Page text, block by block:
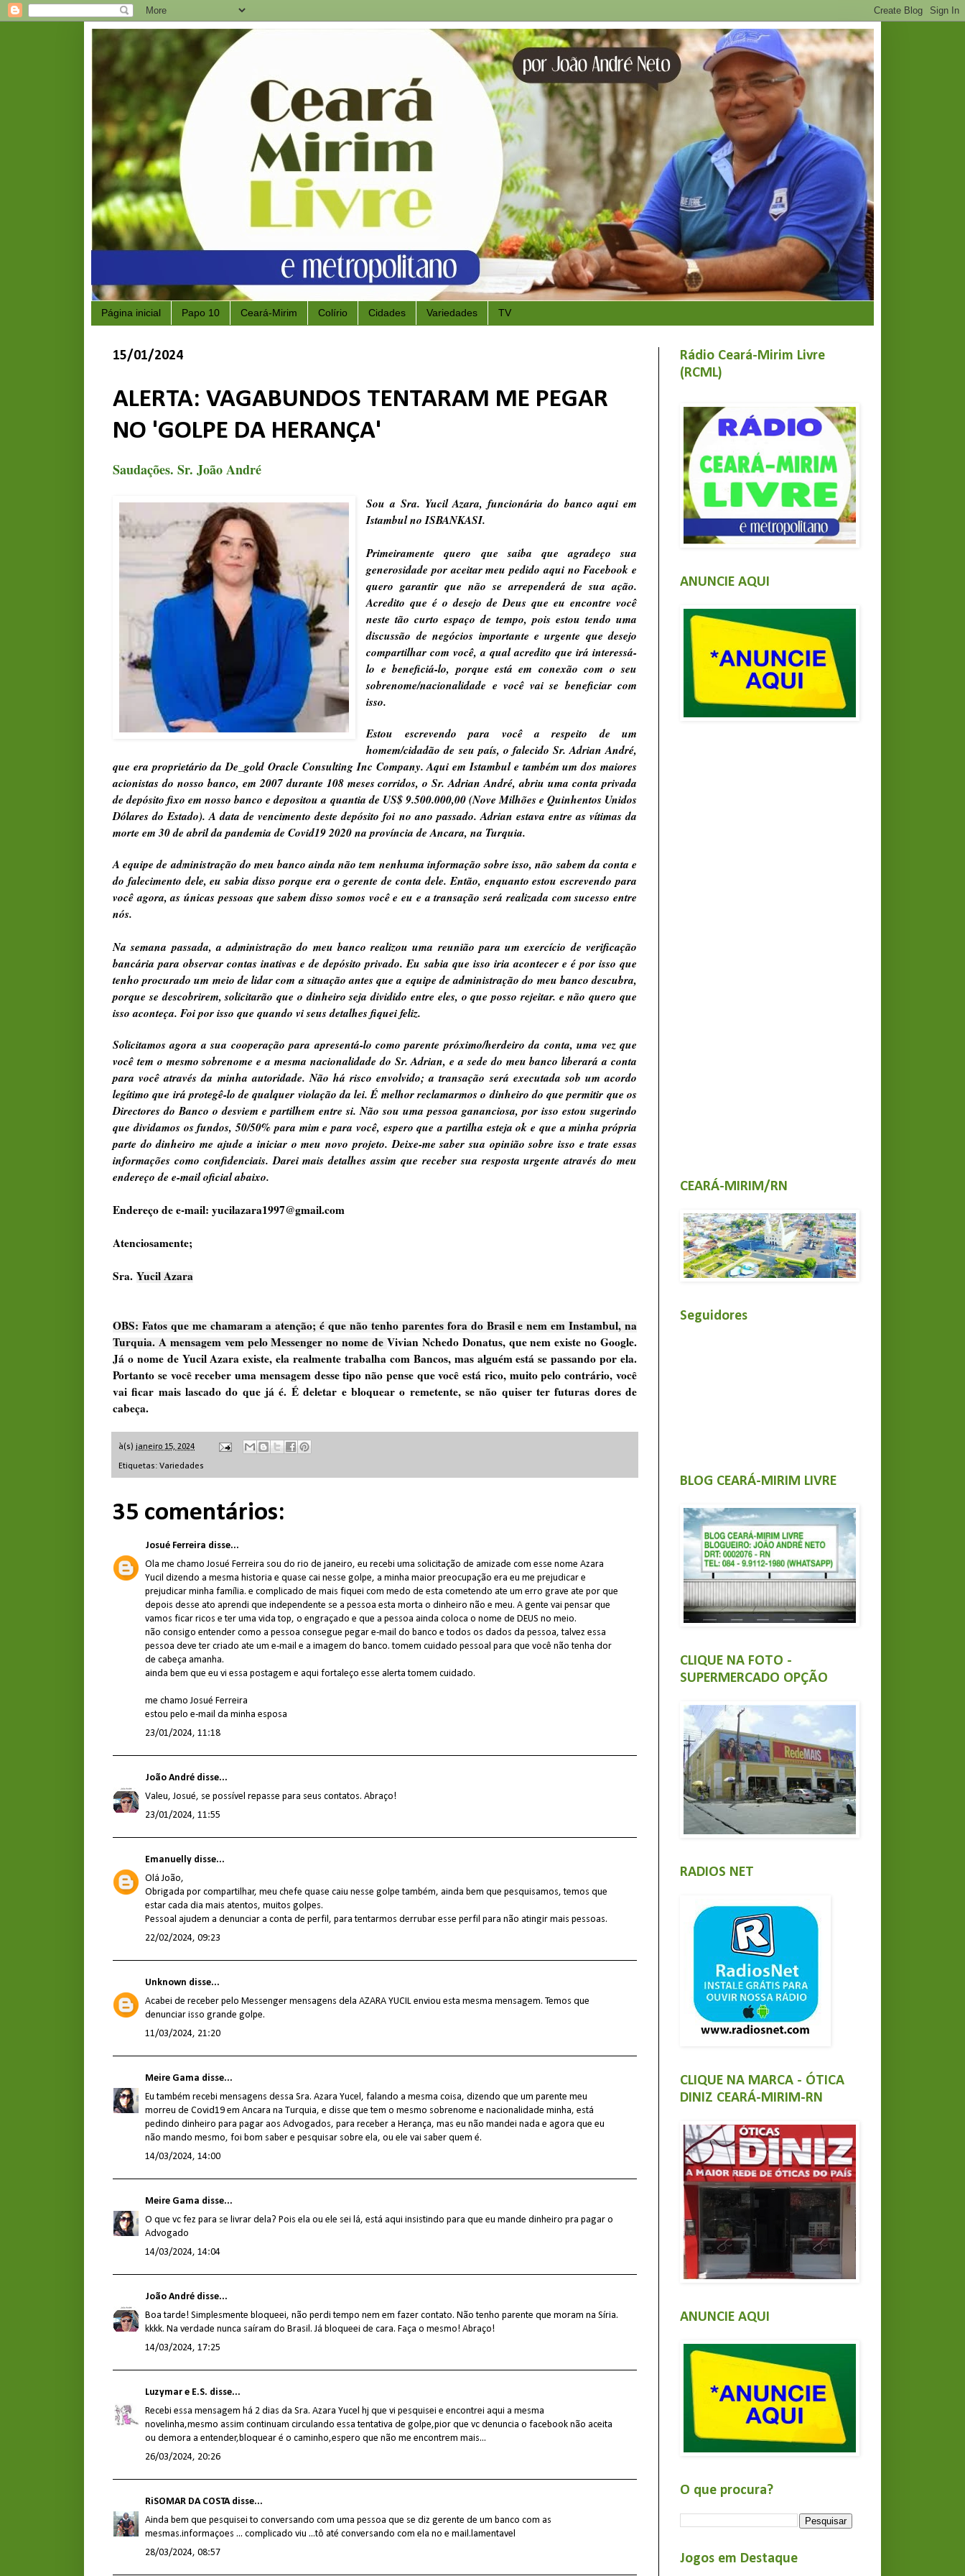
Página inicial Papo 10 Ceará-Mirim Colírio Cidades Variedades TV
15/01/2024
ALERTA: VAGABUNDOS TENTARAM ME PEGAR
NO 'GOLPE DA HERANÇA'
Saudações. Sr. João André
Sou a Sra. Yucil Azara, funcionária do banco aqui em
Istambul no ISBANKASI.
Primeiramente quero que saiba que agradeço sua
generosidade por aceitar meu pedido aqui no Facebook e
quero garantir que não se arrependerá de sua ação.
Acredito que é o desejo de Deus que eu encontre você
neste tão curto espaço de tempo, pois estou tendo uma
discussão de negócios importante e urgente que desejo
compartilhar com você, a qual acredito que irá interessá-
lo e beneficiá-lo, porque está em conexão com o seu
sobrenome/nacionalidade e você vai se beneficiar com
isso.
Estou escrevendo para você a respeito de um
homem/cidadão de seu país, o falecido Sr. Adrian André,
que era proprietário da De_gold Oracle Consulting Inc Company. Aqui em Istambul e também um dos maiores
acionistas do nosso banco, em 2007 durante 108 meses corridos, o Sr. Adrian André, abriu uma conta privada
de depósito fixo em nosso banco e depositou a quantia de US$ 9.500.000,00 (Nove Milhões e Quinhentos Unidos
Dólares do Estado). A data de vencimento deste depósito foi no ano passado. Adrian estava entre as vítimas da
morte em 30 de abril da pandemia de Covid19 2020 na província de Ancara, na Turquia.
A equipe de administração do meu banco ainda não tem nenhuma informação sobre isso, não sabem da conta e
do falecimento dele, eu sabia disso porque era o gerente de conta dele. Então, enquanto estou escrevendo para
você agora, as únicas pessoas que sabem disso somos você e eu e a transação será realizada com sucesso entre
nós.
Na semana passada, a administração do meu banco realizou uma reunião para um exercício de verificação
bancária para observar contas inativas e de depósito privado. Eu sabia que isso iria acontecer e é por isso que
tenho procurado um meio de lidar com a situação antes que a equipe de administração do meu banco descubra,
porque se descobrirem, solicitarão que o dinheiro seja dividido entre eles, o que posso rejeitar. e não quero que
isso aconteça. Foi por isso que quando vi seus detalhes fiquei feliz.
Solicitamos agora a sua cooperação para apresentá-lo como parente próximo/herdeiro da conta, uma vez que
você tem o mesmo sobrenome e a mesma nacionalidade do Sr. Adrian, e a sede do meu banco liberará a conta
para você através da minha autoridade. Não há risco envolvido; a transação será executada sob um acordo
legítimo que irá protegê-lo de qualquer violação da lei. É melhor reclamarmos o dinheiro do que permitir que os
Directores do Banco o desviem e partilhem entre si. Não sou uma pessoa gananciosa, por isso estou sugerindo
que dividamos os fundos, 50/50% para mim e para você, espero que a partilha esteja ok e que a minha própria
parte do dinheiro me ajude a iniciar o meu novo projeto. Deixe-me saber sua opinião sobre isso e trate essas
informações como confidenciais. Darei mais detalhes assim que receber sua resposta urgente através do meu
endereço de e-mail oficial abaixo.
Endereço de e-mail: yucilazara1997@gmail.com
Atenciosamente;
Sra. Yucil Azara
OBS: Fatos que me chamaram a atenção; é que não tenho parentes fora do Brasil e nem em Instambul, na
Turquia. A mensagem vem pelo Messenger no nome de Vivian Nchedo Donatus, que nem existe no Google.
Já o nome de Yucil Azara existe, ela realmente trabalha com Bancos, mas alguém está se passando por ela.
Portanto se você receber uma mensagem desse tipo não pense que você está rico, muito pelo contrário, você
vai ficar mais lascado do que já é. É deletar e bloquear o remetente, se não quiser ter futuras dores de
cabeça.
à(s) janeiro 15, 2024
Etiquetas: Variedades
35 comentários:
Josué Ferreira disse...
Ola me chamo Josué Ferreira sou do rio de janeiro, eu recebi uma solicitação de amizade com esse nome Azara
Yucil dizendo a mesma historia e quase cai nesse golpe, a minha maior preocupação era eu me prejudicar e
prejudicar minha família. e complicado de mais fiquei com medo de esta cometendo ate um erro grave ate por que
depois desse ato aprendi que independente se a pessoa esta morta o dinheiro não e meu. A gente vai pensar que
vamos ficar ricos e ter uma vida top, o engraçado e que a pessoa ainda coloca o nome de DEUS no meio.
não consigo entender como a pessoa consegue pegar e-mail do banco e todos os dados da pessoa, talvez essa
pessoa deve ter criado ate um e-mail e a imagem do banco. tomem cuidado pessoal para que você não tenha dor
de cabeça amanha.
ainda bem que eu vi essa postagem e aqui fortaleço esse alerta tomem cuidado.
me chamo Josué Ferreira
estou pelo e-mail da minha esposa
23/01/2024, 11:18
João André disse...
Valeu, Josué, se possível repasse para seus contatos. Abraço!
23/01/2024, 11:55
Emanuelly disse...
Olá João,
Obrigada por compartilhar, meu chefe quase caiu nesse golpe também, ainda bem que pesquisamos, temos que
estar cada dia mais atentos, muitos golpes.
Pessoal ajudem a denunciar a conta de perfil, para tentarmos derrubar esse perfil para não atingir mais pessoas.
22/02/2024, 09:23
Unknown disse...
Acabei de receber pelo Messenger mensagens dela AZARA YUCIL enviou esta mesma mensagem. Temos que
denunciar isso grande golpe.
11/03/2024, 21:20
Meire Gama disse...
Eu também recebi mensagens dessa Sra. Azara Yucel, falando a mesma coisa, dizendo que um parente meu
morreu de Covid19 em Ancara na Turquia, e disse que tem o mesmo sobrenome e nacionalidade minha, está
pedindo dinheiro para pagar aos Advogados, para receber a Herança, mas eu não mandei nada e agora que eu
não mando mesmo, foi bom saber e pesquisar sobre ela, ou ele vai saber quem é.
14/03/2024, 14:00
Meire Gama disse...
O que vc fez para se livrar dela? Pois ela ou ele sei lá, está aqui insistindo para que eu mande dinheiro pra pagar o
Advogado
14/03/2024, 14:04
João André disse...
Boa tarde! Simplesmente bloqueei, não perdi tempo nem em fazer contato. Não tenho parente que moram na Síria.
kkkk. Na verdade nunca saíram do Brasil. Já bloqueei de cara. Faça o mesmo! Abraço!
14/03/2024, 17:25
Luzymar e E.S. disse...
Recebi essa mensagem há 2 dias da Sra. Azara Yucel hj que vi pesquisei e encontrei aqui a mesma
novelinha,mesmo assim continuam circulando essa tentativa de golpe,pior que vc denuncia o facebook não aceita
ou demora a entender,bloquear é o caminho,espero que não me encontrem mais...
26/03/2024, 20:26
RiSOMAR DA COSTAdisse...
Ainda bem que pesquisei to conversando com uma pessoa que se diz gerente de um banco com as
mesmas.informaçoes ... complicado viu ...tô até conversando com ela no e mail.lamentavel
28/03/2024, 08:57
Rádio Ceará-Mirim Livre
(RCML)
ANUNCIE AQUI
CEARÁ-MIRIM/RN
Seguidores
BLOG CEARÁ-MIRIM LIVRE
CLIQUE NA FOTO -
SUPERMERCADO OPÇÃO
RADIOS NET
CLIQUE NA MARCA - ÓTICA
DINIZ CEARÁ-MIRIM-RN
ANUNCIE AQUI
O que procura?
Jogos em Destaque